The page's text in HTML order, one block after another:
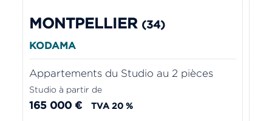
MONTPELLIER (34)
KODAMA
Appartements du Studio au 2 pièces
Studio à partir de
165 000 € TVA 20 %